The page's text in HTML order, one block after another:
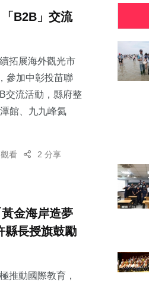
B2B」交流
拓展海外觀光市
參加中彰投苗聯
交流活動，縣府整
館、九九峰氦
看 2 分享
金海岸造夢
縣長授旗鼓勵
推動國際教育，